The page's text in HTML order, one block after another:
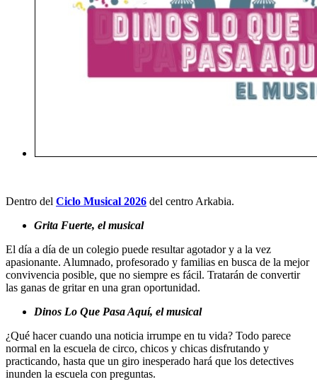
Dentro del Ciclo Musical 2026 del centro Arkabia.
Grita Fuerte, el musical
El día a día de un colegio puede resultar agotador y a la vez
apasionante. Alumnado, profesorado y familias en busca de la mejor
convivencia posible, que no siempre es fácil. Tratarán de convertir
las ganas de gritar en una gran oportunidad.
Dinos Lo Que Pasa Aquí, el musical
¿Qué hacer cuando una noticia irrumpe en tu vida? Todo parece
normal en la escuela de circo, chicos y chicas disfrutando y
practicando, hasta que un giro inesperado hará que los detectives
inunden la escuela con preguntas.